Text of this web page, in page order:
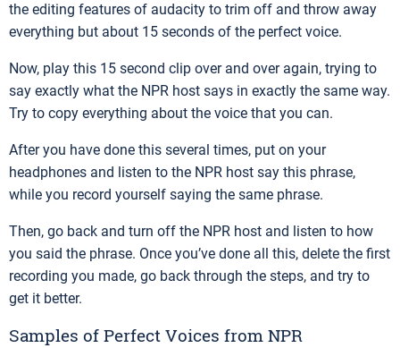
the editing features of audacity to trim off and throw away
everything but about 15 seconds of the perfect voice.
Now, play this 15 second clip over and over again, trying to
say exactly what the NPR host says in exactly the same way.
Try to copy everything about the voice that you can.
After you have done this several times, put on your
headphones and listen to the NPR host say this phrase,
while you record yourself saying the same phrase.
Then, go back and turn off the NPR host and listen to how
you said the phrase. Once you’ve done all this, delete the first
recording you made, go back through the steps, and try to
get it better.
Samples of Perfect Voices from NPR